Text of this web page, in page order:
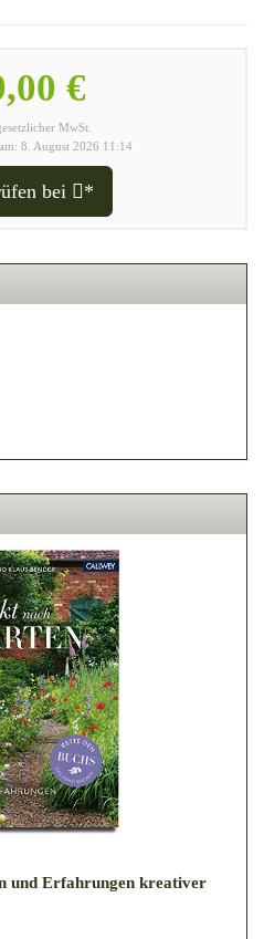
€
MwSt.
8. August 2026 11:14
bei *
und Erfahrungen kreativer